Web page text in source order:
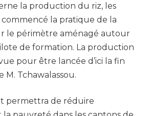
la production du riz, les
la pratique de la
le périmètre aménagé autour
de formation. La production
pour être lancée d’ici la fin
M. Tchawalassou.
permettra de réduire